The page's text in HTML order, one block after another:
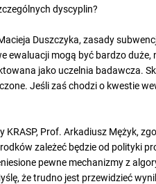
dyscyplin?
Duszczyka, zasady
ewaluacji mogą być bardzo duże,
jako uczelnia badawcza.
Jeśli zaś chodzi o kwestie
KRASP, Prof. Arkadiusz Mężyk,
zależeć będzie od polityki
pewne mechanizmy z
że trudno jest przewidzieć